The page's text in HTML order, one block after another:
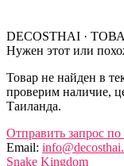
DECOSTHAI ·
Нужен этот или
Товар не найден в
проверим наличие,
Таиланда.
Отправить запрос по
Email:
Snake Kingdom